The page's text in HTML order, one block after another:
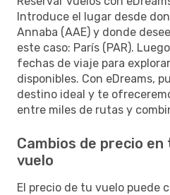
Introduce el lugar desde
Annaba (AAE) y donde
este caso: París (PAR).
fechas de viaje para
disponibles. Con eDreams,
destino ideal y te
entre miles de rutas y
Cambios de precio
vuelo
El precio de tu vuelo puede